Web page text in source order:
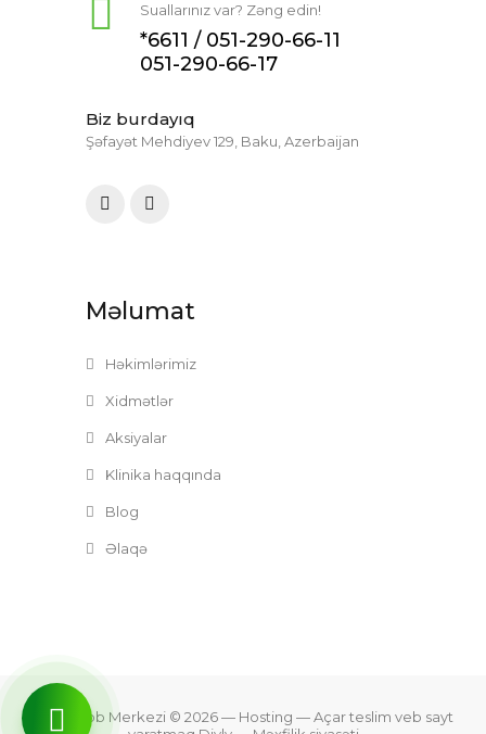
Suallarınız var? Zəng edin!
*6611 / 051-290-66-11
051-290-66-17
Biz burdayıq
Şəfayət Mehdiyev 129, Baku, Azerbaijan
Məlumat
Həkimlərimiz
Xidmətlər
Aksiyalar
Klinika haqqında
Blog
Əlaqə
Zefer Tibb Merkezi © 2026— Hosting —Açar teslim veb sayt